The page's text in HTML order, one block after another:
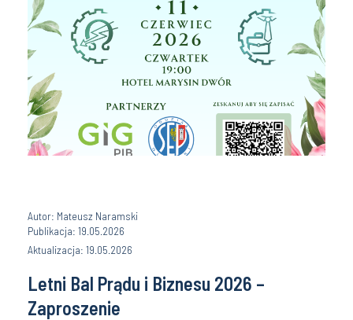
Autor: Mateusz Naramski
Publikacja: 19.05.2026
Aktualizacja: 19.05.2026
Letni Bal Prądu i Biznesu 2026 –
Zaproszenie